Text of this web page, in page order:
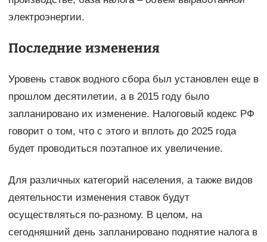
электроэнергии.
Последние изменения
Уровень ставок водного сбора был установлен еще в
прошлом десятилетии, а в 2015 году было
запланировано их изменение. Налоговый кодекс РФ
говорит о том, что с этого и вплоть до 2025 года
будет проводиться поэтапное их увеличение.
Для различных категорий населения, а также видов
деятельности изменения ставок будут
осуществляться по-разному. В целом, на
сегодняшний день запланировано поднятие налога в